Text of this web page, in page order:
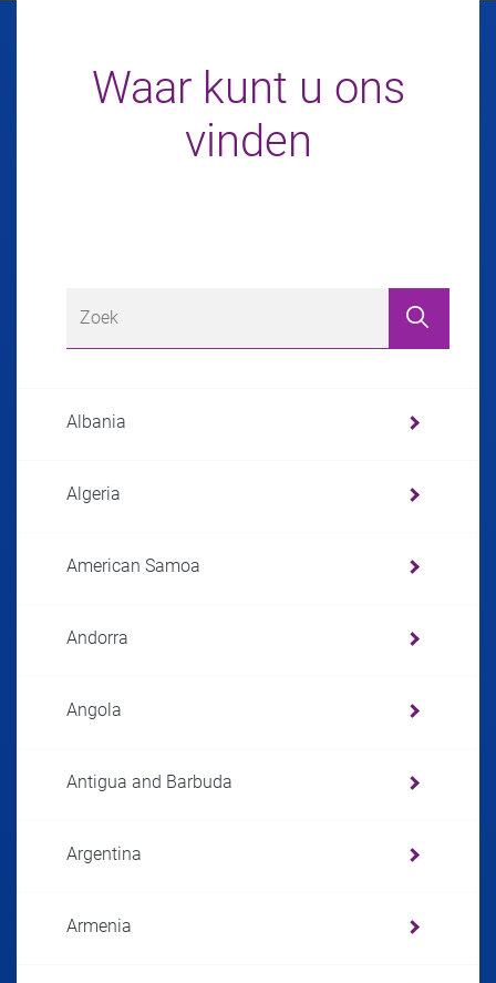
Waar kunt u ons
vinden
Albania
Algeria
American Samoa
Andorra
Angola
Antigua and Barbuda
Argentina
Armenia